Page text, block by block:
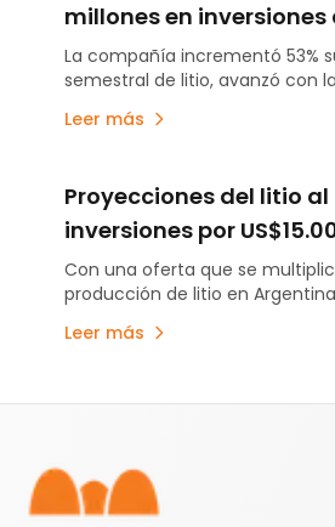
millones en inversiones
Argentina y acelera la
marcha de sus
La compañía incrementó 53%
semestral de litio, avanzó con
marcha de Fénix 1B y Sal de
previsto y continúa escalando
Leer más
Proyecciones del litio al
inversiones por
una producción récord
toneladas
Con una oferta que se
producción de litio en
hasta 254% hacia 2035,
inversiones y la expansión de
Leer más